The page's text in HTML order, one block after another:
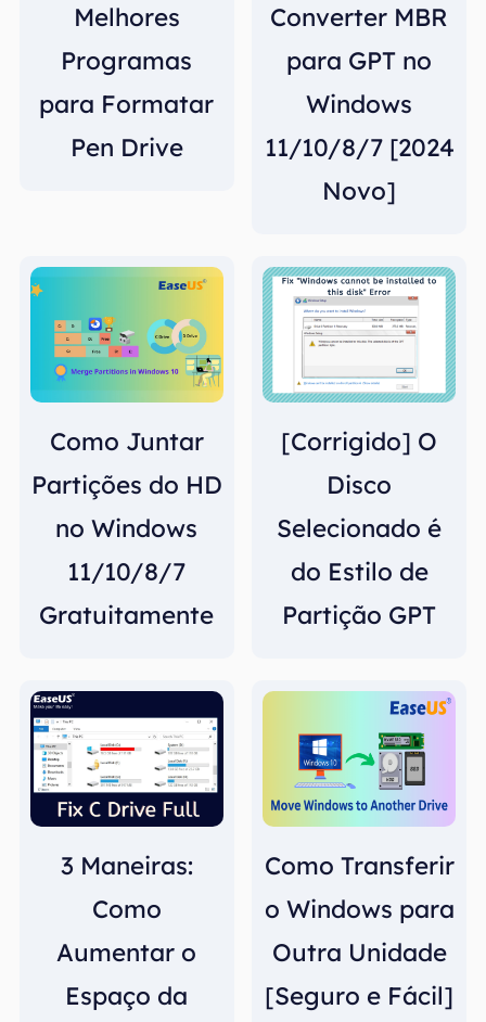
Melhores
Programas
para Formatar
Pen Drive
Converter MBR
para GPT no
Windows
11/10/8/7 [2024
Novo]
Como Juntar
Partições do HD
no Windows
11/10/8/7
Gratuitamente
[Corrigido] O
Disco
Selecionado é
do Estilo de
Partição GPT
3 Maneiras:
Como
Aumentar o
Espaço da
Como Transferir
o Windows para
Outra Unidade
[Seguro e Fácil]